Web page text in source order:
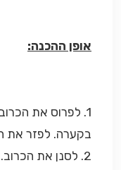
אופן ההכנה:
1. לפרוס את
בקערה. לפזר את
2. לסנן את